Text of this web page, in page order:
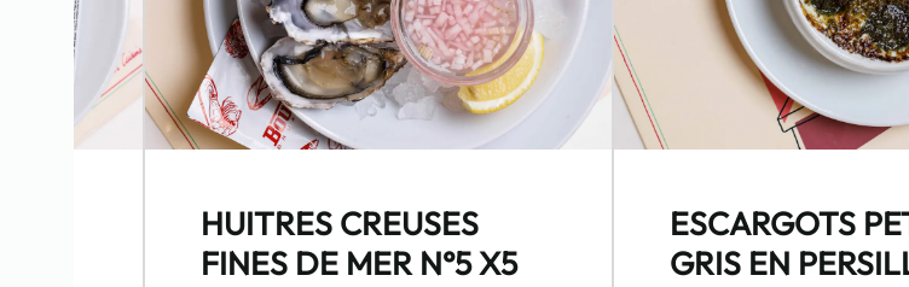
HUITRES CREUSES
FINES DE MER N°5 X5
ESCARGOTS
GRIS EN